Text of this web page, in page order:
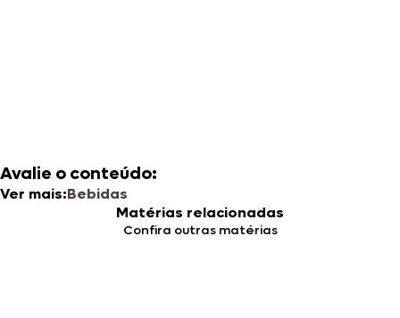
Avalie o conteúdo:
Ver mais:Bebidas
Matérias relacionadas
Confira outras matérias